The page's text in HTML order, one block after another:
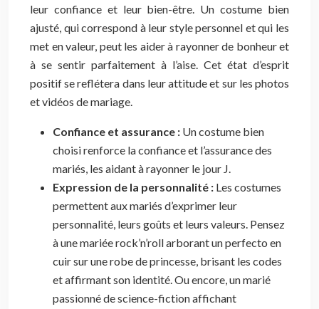
leur confiance et leur bien-être. Un costume bien
ajusté, qui correspond à leur style personnel et qui les
met en valeur, peut les aider à rayonner de bonheur et
à se sentir parfaitement à l’aise. Cet état d’esprit
positif se reflétera dans leur attitude et sur les photos
et vidéos de mariage.
Confiance et assurance : Un costume bien
choisi renforce la confiance et l’assurance des
mariés, les aidant à rayonner le jour J.
Expression de la personnalité : Les costumes
permettent aux mariés d’exprimer leur
personnalité, leurs goûts et leurs valeurs. Pensez
à une mariée rock’n’roll arborant un perfecto en
cuir sur une robe de princesse, brisant les codes
et affirmant son identité. Ou encore, un marié
passionné de science-fiction affichant